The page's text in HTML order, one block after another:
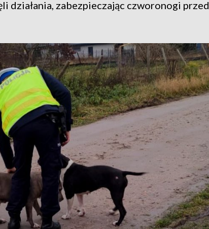
działania, zabezpieczając czworonogi przed